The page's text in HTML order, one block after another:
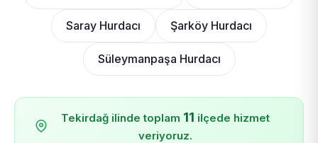
Saray Hurdacı Şarköy Hurdacı
Süleymanpaşa Hurdacı
Tekirdağ ilinde toplam 11 ilçede hizmet
veriyoruz.